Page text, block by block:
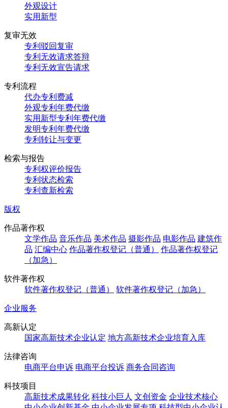
外观设计
实用新型
复审无效
专利驳回复审
专利无效请求答辩
专利无效宣告请求
专利流程
代办专利费减
外观专利年费代缴
实用新型专利年费代缴
发明专利年费代缴
专利转让与变更
检索与报告
专利权评价报告
专利状态检索
专利查新检索
版权
作品著作权
文学作品 音乐作品 美术作品 摄影作品 电影作品 建筑作
品 汇编中心 作品著作权登记（普通）
作品著作权登记
（加急）
软件著作权
软件著作权登记（普通）
软件著作权登记（加急）
企业服务
高新认定
国家高新技术企业认定 地方高新技术企业培育入库
法律咨询
电商平台申诉 电商平台投诉 商务合同咨询
科技项目
高新技术成果转化 科技小巨人 文创资金 企业技术核心